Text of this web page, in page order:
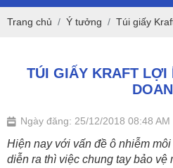
Trang chủ Ý tưởng Túi giấy
TÚI GIẤY KRAFT LỢI
Ngày đăng: 25/12/2018 08:48 AM
Hiện nay với vấn đề ô nhiễm
diễn ra thì việc chung tay bảo